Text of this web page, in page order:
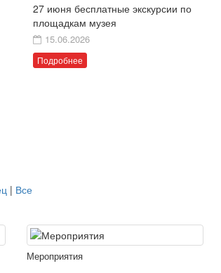
27 июня бесплатные экскурсии по
площадкам музея
15.06.2026
Подробнее
| Все
Мероприятия